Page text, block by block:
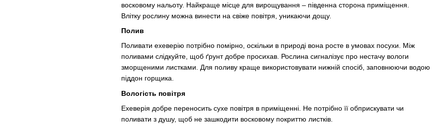
восковому нальоту. Найкраще місце для вирощування – південна сторона приміщення.
Влітку рослину можна винести на свіже повітря, уникаючи дощу.
Полив
Поливати ехеверію потрібно помірно, оскільки в природі вона росте в умовах посухи. Між
поливами слідкуйте, щоб ґрунт добре просихав. Рослина сигналізує про нестачу вологи
зморщеними листками. Для поливу краще використовувати нижній спосіб, заповнюючи водою
піддон горщика.
Вологість повітря
Ехеверія добре переносить сухе повітря в приміщенні. Не потрібно її обприскувати чи
поливати з душу, щоб не зашкодити восковому покриттю листків.